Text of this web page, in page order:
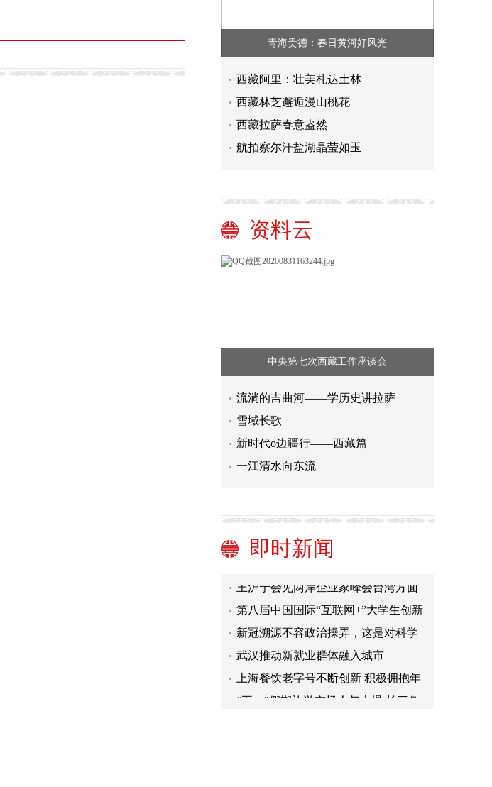
青海贵德：春日黄河好风光
西藏阿里：壮美札达土林
西藏林芝邂逅漫山桃花
西藏拉萨春意盎然
航拍察尔汗盐湖晶莹如玉
资料云
中央第七次西藏工作座谈会
流淌的吉曲河——学历史讲拉萨
雪域长歌
新时代o边疆行——西藏篇
一江清水向东流
即时新闻
能合作再升级
中国走向复苏与韧性之路